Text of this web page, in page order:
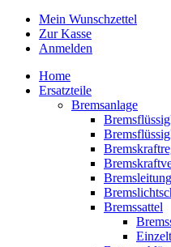
Mein Wunschzettel
Zur Kasse
Anmelden
Home
Ersatzteile
Bremsanlage
Bremssattel